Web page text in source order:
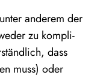
ande­rem der
zu kom­pli­
dass
muss) oder